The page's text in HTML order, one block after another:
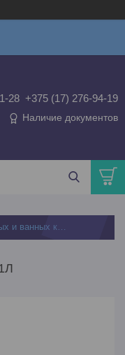
28 +375 (17) 276-94-19
Наличие документов
Средство чистящее для туалетных и ванных комнат gloss concentrate 1л